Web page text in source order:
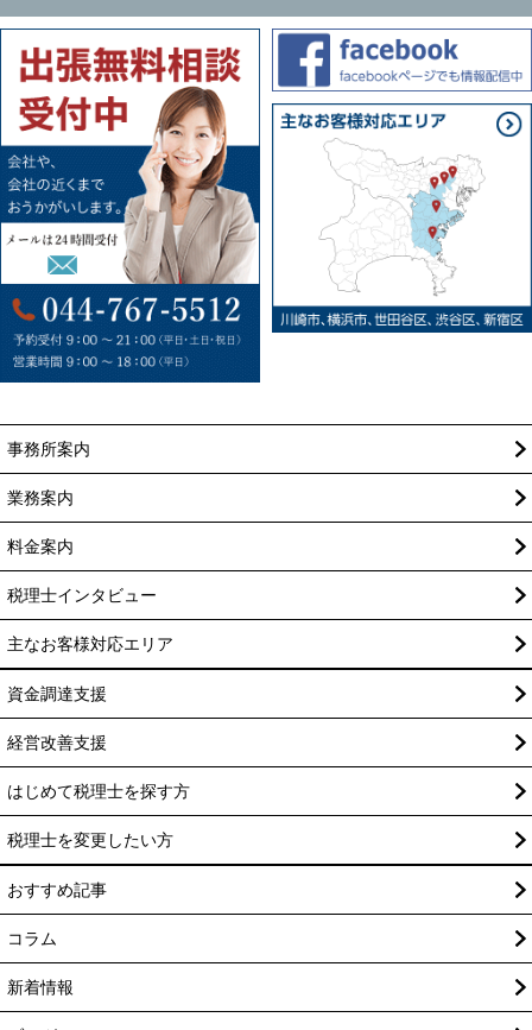
事務所案内
業務案内
料金案内
税理士インタビュー
主なお客様対応エリア
資金調達支援
経営改善支援
はじめて税理士を探す方
税理士を変更したい方
おすすめ記事
コラム
新着情報